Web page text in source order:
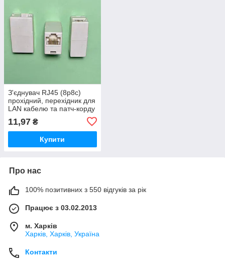
З'єднувач RJ45 (8p8c)
прохідний, перехідник для
LAN кабелю та патч-корду
11,97 ₴
Купити
Про нас
100% позитивних з 550 відгуків за рік
Працює з 03.02.2013
м. Харків
Харків, Харків, Україна
Контакти